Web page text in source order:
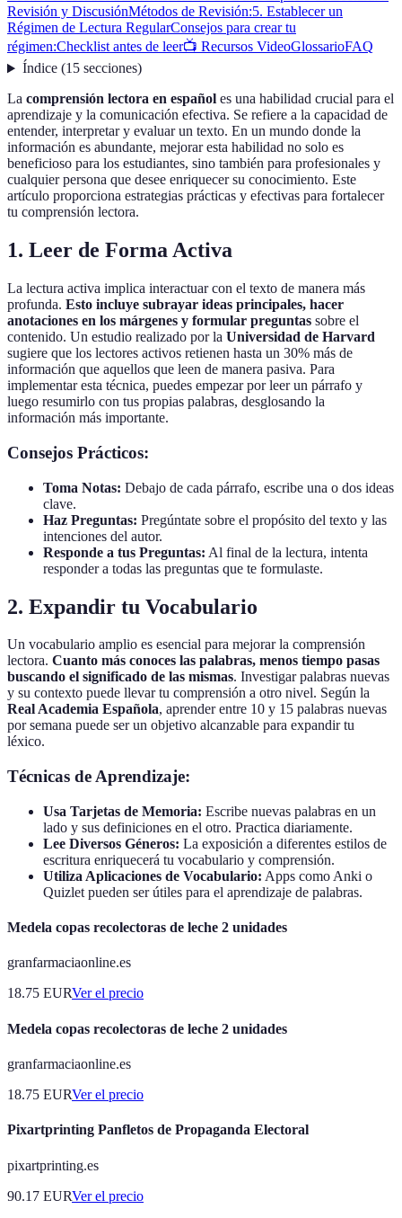
Revisión y DiscusiónMétodos de Revisión:5. Establecer un
Régimen de Lectura RegularConsejos para crear tu
régimen:Checklist antes de leer📺 Recursos VideoGlossarioFAQ
Índice(15 secciones)
La comprensión lectora en español es una habilidad crucial para el
aprendizaje y la comunicación efectiva. Se refiere a la capacidad de
entender, interpretar y evaluar un texto. En un mundo donde la
información es abundante, mejorar esta habilidad no solo es
beneficioso para los estudiantes, sino también para profesionales y
cualquier persona que desee enriquecer su conocimiento. Este
artículo proporciona estrategias prácticas y efectivas para fortalecer
tu comprensión lectora.
1. Leer de Forma Activa
La lectura activa implica interactuar con el texto de manera más
profunda. Esto incluye subrayar ideas principales, hacer
anotaciones en los márgenes y formular preguntas sobre el
contenido. Un estudio realizado por la Universidad de Harvard
sugiere que los lectores activos retienen hasta un 30% más de
información que aquellos que leen de manera pasiva. Para
implementar esta técnica, puedes empezar por leer un párrafo y
luego resumirlo con tus propias palabras, desglosando la
información más importante.
Consejos Prácticos:
Toma Notas: Debajo de cada párrafo, escribe una o dos ideas
clave.
Haz Preguntas: Pregúntate sobre el propósito del texto y las
intenciones del autor.
Responde a tus Preguntas: Al final de la lectura, intenta
responder a todas las preguntas que te formulaste.
2. Expandir tu Vocabulario
Un vocabulario amplio es esencial para mejorar la comprensión
lectora. Cuanto más conoces las palabras, menos tiempo pasas
buscando el significado de las mismas. Investigar palabras nuevas
y su contexto puede llevar tu comprensión a otro nivel. Según la
Real Academia Española, aprender entre 10 y 15 palabras nuevas
por semana puede ser un objetivo alcanzable para expandir tu
léxico.
Técnicas de Aprendizaje:
Usa Tarjetas de Memoria: Escribe nuevas palabras en un
lado y sus definiciones en el otro. Practica diariamente.
Lee Diversos Géneros: La exposición a diferentes estilos de
escritura enriquecerá tu vocabulario y comprensión.
Utiliza Aplicaciones de Vocabulario: Apps como Anki o
Quizlet pueden ser útiles para el aprendizaje de palabras.
Medela copas recolectoras de leche 2 unidades
granfarmaciaonline.es
18.75 EURVer el precio
Medela copas recolectoras de leche 2 unidades
granfarmaciaonline.es
18.75 EURVer el precio
Pixartprinting Panfletos de Propaganda Electoral
pixartprinting.es
90.17 EURVer el precio